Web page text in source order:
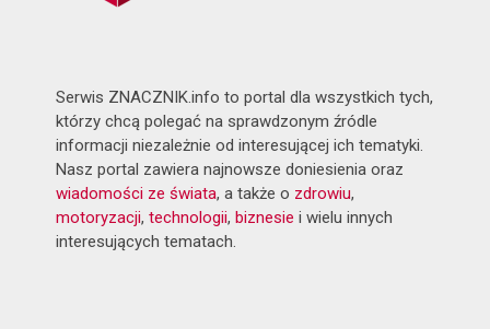
Serwis ZNACZNIK.info to portal dla wszystkich tych,
którzy chcą polegać na sprawdzonym źródle
informacji niezależnie od interesującej ich tematyki.
Nasz portal zawiera najnowsze doniesienia oraz
wiadomości ze świata, a także o zdrowiu,
motoryzacji,technologii,biznesie i wielu innych
interesujących tematach.